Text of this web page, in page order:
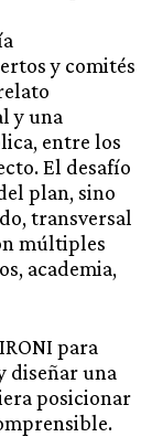
y comités
y una
entre los
El desafío
plan, sino
transversal
múltiples
academia,
para
diseñar una
posicionar